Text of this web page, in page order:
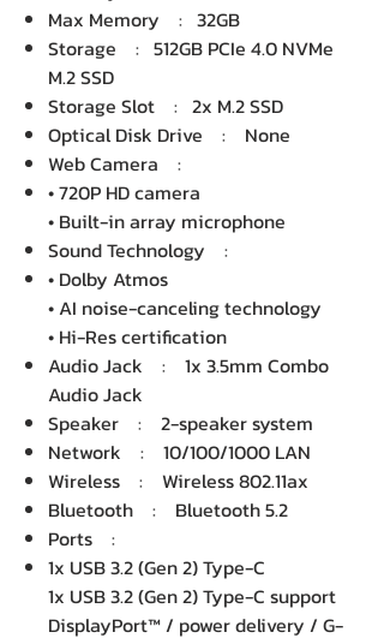
Max Memory : 32GB
Storage : 512GB PCIe 4.0 NVMe
M.2 SSD
Storage Slot : 2x M.2 SSD
Optical Disk Drive : None
Web Camera :
• 720P HD camera
• Built-in array microphone
Sound Technology :
• Dolby Atmos
• AI noise-canceling technology
• Hi-Res certification
Audio Jack : 1x 3.5mm Combo
Audio Jack
Speaker : 2-speaker system
Network : 10/100/1000 LAN
Wireless : Wireless 802.11ax
Bluetooth : Bluetooth 5.2
Ports :
1x USB 3.2 (Gen 2) Type-C
1x USB 3.2 (Gen 2) Type-C support
DisplayPort™ / power delivery / G-